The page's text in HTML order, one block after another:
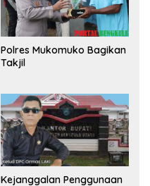
Polres Mukomuko Bagikan
Takjil
Kejanggalan Penggunaan